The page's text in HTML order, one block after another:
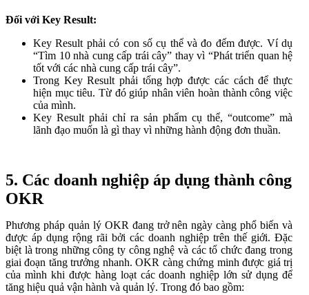
Đối với Key Result:
Key Result phải có con số cụ thể và đo đếm được. Ví dụ
“Tìm 10 nhà cung cấp trái cây” thay vì “Phát triển quan hệ
tốt với các nhà cung cấp trái cây”.
Trong Key Result phải tổng hợp được các cách để thực
hiện mục tiêu. Từ đó giúp nhân viên hoàn thành công việc
của mình.
Key Result phải chỉ ra sản phẩm cụ thể, “outcome” mà
lãnh đạo muốn là gì thay vì những hành động đơn thuần.
5. Các doanh nghiệp áp dụng thành công
OKR
Phương pháp quản lý OKR đang trở nên ngày càng phổ biến và
được áp dụng rộng rãi bởi các doanh nghiệp trên thế giới. Đặc
biệt là trong những công ty công nghệ và các tổ chức đang trong
giai đoạn tăng trưởng nhanh. OKR càng chứng minh được giá trị
của mình khi được hàng loạt các doanh nghiệp lớn sử dụng để
tăng hiệu quả vận hành và quản lý. Trong đó bao gồm: